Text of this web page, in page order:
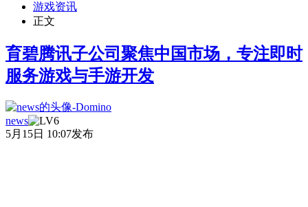
游戏资讯
正文
育碧腾讯子公司聚焦中国市场，专注即时
服务游戏与手游开发
news
5月15日 10:07发布